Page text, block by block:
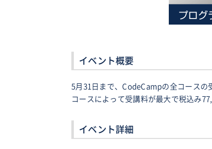
イベント概要
5月31日まで、CodeCampの全コースの
コースによって受講料が最大で税込み
イベント詳細